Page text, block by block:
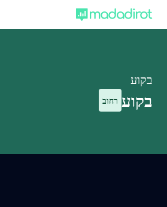
בקוע
בקוע רחוב